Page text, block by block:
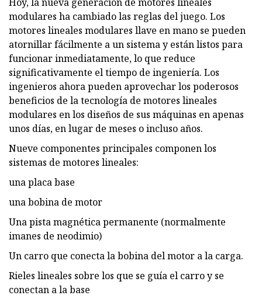
modulares ha cambiado las reglas del juego. Los
motores lineales modulares llave en mano se pueden
atornillar fácilmente a un sistema y están listos para
funcionar inmediatamente, lo que reduce
significativamente el tiempo de ingeniería. Los
ingenieros ahora pueden aprovechar los poderosos
beneficios de la tecnología de motores lineales
modulares en los diseños de sus máquinas en apenas
unos días, en lugar de meses o incluso años.
Nueve componentes principales componen los
sistemas de motores lineales:
una placa base
una bobina de motor
Una pista magnética permanente (normalmente
imanes de neodimio)
Un carro que conecta la bobina del motor a la carga.
Rieles lineales sobre los que se guía el carro y se
conectan a la base